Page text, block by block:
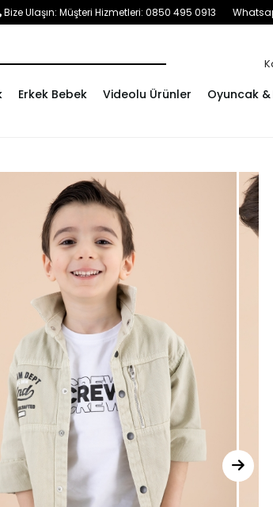
Bize Ulaşın: Müşteri Hizmetleri: 0850 495 0913
Erkek Bebek Videolu Ürünler Oyuncak &